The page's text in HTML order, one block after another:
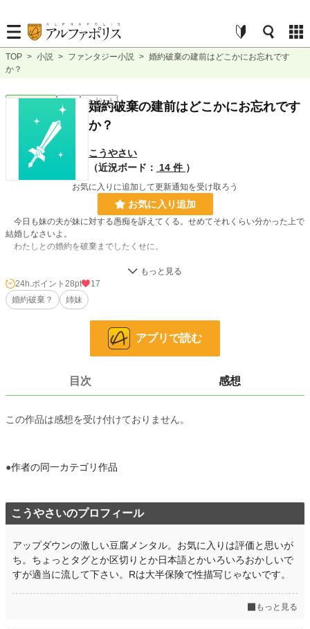
TOP > 小説 > ファンタジー小説 > 婚約破棄の建前はどこかにお忘れです
か？
ファンタジー 完結 ｼｮｰﾄｼｮｰﾄ
婚約破棄の建前はどこかにお忘れです
か？
こうやさい
（近況ボード：
14 件 ）
お気に入りに追加して更新通知を受け取ろう
お気に入り追加
今日も妹の夫が妹に対する愚痴を訴えてくる。せめてそれくらい分かった上で
結婚しなさいよ。
わたしとの婚約を破棄までしたくせに。
婚約破棄要素があるのに恋愛がない。そしてざまぁでもない。けど誰かこの男
ざまぁしてやってくれ、妹が不幸になる未来しか見えない。
この後なんかある事に期待しよう（おい）。……いや、考えたら泥沼ったの
で。これはこれで不幸。。。
今週もアレなので『そは復讐なりか』の残りでもあげとこうかと思ったんだけ
ど、なんか自殺のシーンがあるので作品削除しましたって言ってる人見かけて。
未読だから正確には知らないけど多分便乗して書いたとかその日にちょうどその
のがあったってだけでそこまでやらなきゃならんのか？ そんなのいってたらき
りがないし創作出来ないしこちとらどうなると思いはしたものの、自粛したくな
遽適当なのにしました。
に上げるべきかどうか悩んでたのとか大昔のとかを放出中です。見直しもあまり
URL of this novel:https://www.alphapolis.co.jp/novel/628331665/430580714
ファンタジー 3,523 位 / 53,336 件
24h.ポイント 28pt
17
婚約破棄？
姉妹
アプリで読む
目次 感想
この作品は感想を受け付けておりません。
●作者の同一カテゴリ作品
こうやさいのプロフィール
アップダウンの激しい豆腐メンタル。お気に入りは評価と思いが
ち。ちょっとタグとか区切りとか日本語とかいろいろおかしいで
すが適当に流して下さい。Rは大半保険で性描写じゃないです。
もっと見る